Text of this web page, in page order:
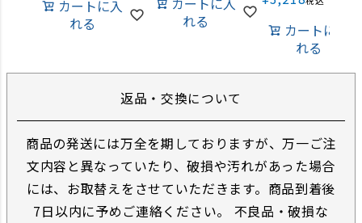
カートに入
れる
れる
カートに入
れる
返品・交換について
商品の発送には万全を期しておりますが、万一ご注
文内容と異なっていたり、破損や汚れがあった場合
には、お取替えをさせていただきます。商品到着後
7日以内に予めご連絡ください。 不良品・破損な